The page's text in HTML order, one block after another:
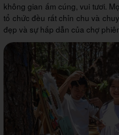
không gian ấm cúng, vui tươi.
tổ chức đều rất chỉn chu và
đẹp và sự hấp dẫn của chợ